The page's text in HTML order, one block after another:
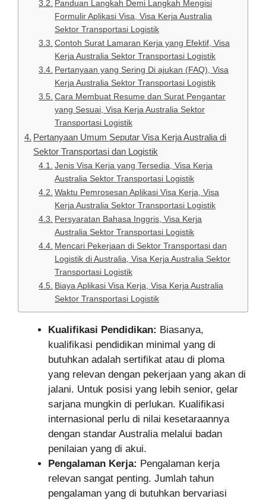
Panduan Langkah Demi Langkah Mengisi
Formulir Aplikasi Visa, Visa Kerja Australia
Sektor Transportasi Logistik
Contoh Surat Lamaran Kerja yang Efektif, Visa
Kerja Australia Sektor Transportasi Logistik
Pertanyaan yang Sering Di ajukan (FAQ), Visa
Kerja Australia Sektor Transportasi Logistik
Cara Membuat Resume dan Surat Pengantar
yang Sesuai, Visa Kerja Australia Sektor
Transportasi Logistik
Pertanyaan Umum Seputar Visa Kerja Australia di
Sektor Transportasi dan Logistik
Jenis Visa Kerja yang Tersedia, Visa Kerja
Australia Sektor Transportasi Logistik
Waktu Pemrosesan Aplikasi Visa Kerja, Visa
Kerja Australia Sektor Transportasi Logistik
Persyaratan Bahasa Inggris, Visa Kerja
Australia Sektor Transportasi Logistik
Mencari Pekerjaan di Sektor Transportasi dan
Logistik di Australia, Visa Kerja Australia Sektor
Transportasi Logistik
Biaya Aplikasi Visa Kerja, Visa Kerja Australia
Sektor Transportasi Logistik
Kualifikasi Pendidikan: Biasanya,
kualifikasi pendidikan minimal yang di
butuhkan adalah sertifikat atau di ploma
yang relevan dengan pekerjaan yang akan di
jalani. Untuk posisi yang lebih senior, gelar
sarjana mungkin di perlukan. Kualifikasi
internasional perlu di nilai kesetaraannya
dengan standar Australia melalui badan
penilaian yang di akui.
Pengalaman Kerja: Pengalaman kerja
relevan sangat penting. Jumlah tahun
pengalaman yang di butuhkan bervariasi